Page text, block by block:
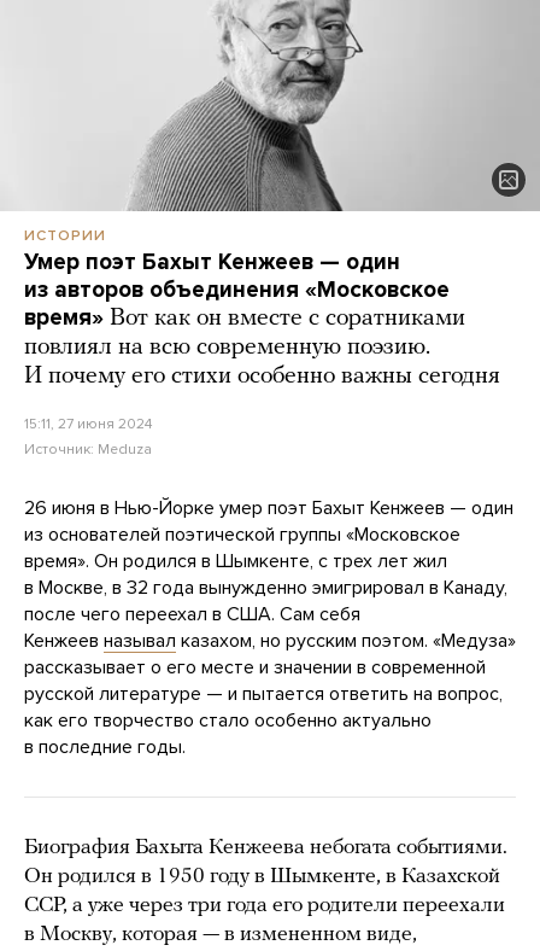
ИСТОРИИ
Умер поэт Бахыт Кенжеев — один
из авторов объединения «Московское
время» Вот как он вместе с соратниками
повлиял на всю современную поэзию.
И почему его стихи особенно важны сегодня
15:11, 27 июня 2024
Источник: Meduza
26 июня в Нью-Йорке умер поэт Бахыт Кенжеев — один
из основателей поэтической группы «Московское
время». Он родился в Шымкенте, с трех лет жил
в Москве, в 32 года вынужденно эмигрировал в Канаду,
после чего переехал в США. Сам себя
Кенжеев называл казахом, но русским поэтом. «Медуза»
рассказывает о его месте и значении в современной
русской литературе — и пытается ответить на вопрос,
как его творчество стало особенно актуально
в последние годы.
Биография Бахыта Кенжеева небогата событиями.
Он родился в 1950 году в Шымкенте, в Казахской
ССР, а уже через три года его родители переехали
в Москву, которая — в измененном виде,